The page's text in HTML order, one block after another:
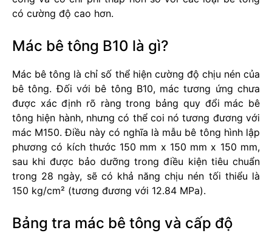
có cường độ cao hơn.
Mác bê tông B10 là gì?
Mác bê tông là chỉ số thể hiện cường độ chịu nén của
bê tông. Đối với bê tông B10, mác tương ứng chưa
được xác định rõ ràng trong bảng quy đổi mác bê
tông hiện hành, nhưng có thể coi nó tương đương với
mác M150. Điều này có nghĩa là mẫu bê tông hình lập
phương có kích thước 150 mm x 150 mm x 150 mm,
sau khi được bảo dưỡng trong điều kiện tiêu chuẩn
trong 28 ngày, sẽ có khả năng chịu nén tối thiểu là
150 kg/cm² (tương đương với 12.84 MPa).
Bảng tra mác bê tông và cấp độ